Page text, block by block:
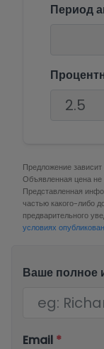
Период
Предложение
Объявленная цена не
Представленная
частью какого-либо
предварительного
условиях
Ваше полное
Email *